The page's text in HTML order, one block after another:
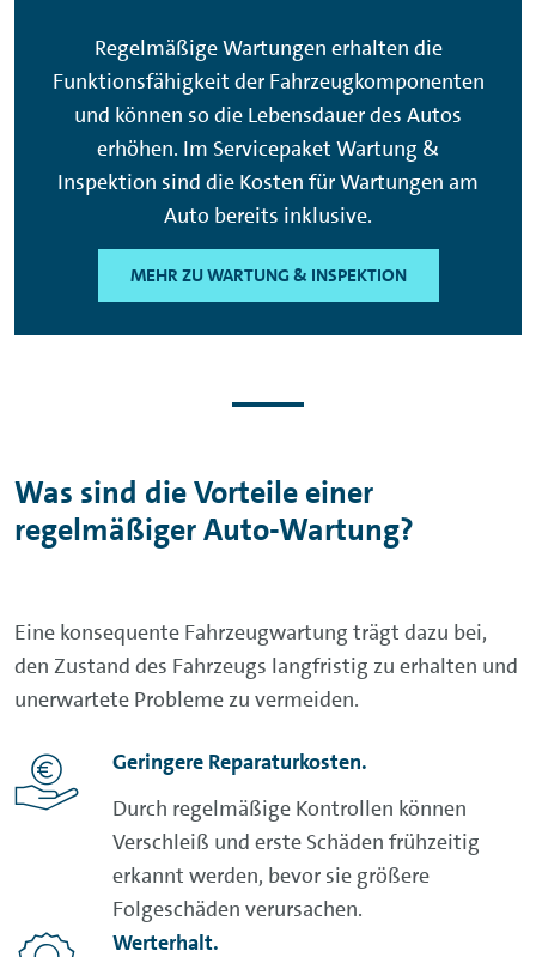
Regelmäßige Wartungen erhalten die
Funktionsfähigkeit der Fahrzeugkomponenten
und können so die Lebensdauer des Autos
erhöhen. Im Servicepaket Wartung &
Inspektion sind die Kosten für Wartungen am
Auto bereits inklusive.
MEHR ZU WARTUNG & INSPEKTION
Was sind die Vorteile einer
regelmäßiger Auto-Wartung?
Eine konsequente Fahrzeugwartung trägt dazu bei,
den Zustand des Fahrzeugs langfristig zu erhalten und
unerwartete Probleme zu vermeiden.
Geringere Reparaturkosten.
Durch regelmäßige Kontrollen können
Verschleiß und erste Schäden frühzeitig
erkannt werden, bevor sie größere
Folgeschäden verursachen.
Werterhalt.